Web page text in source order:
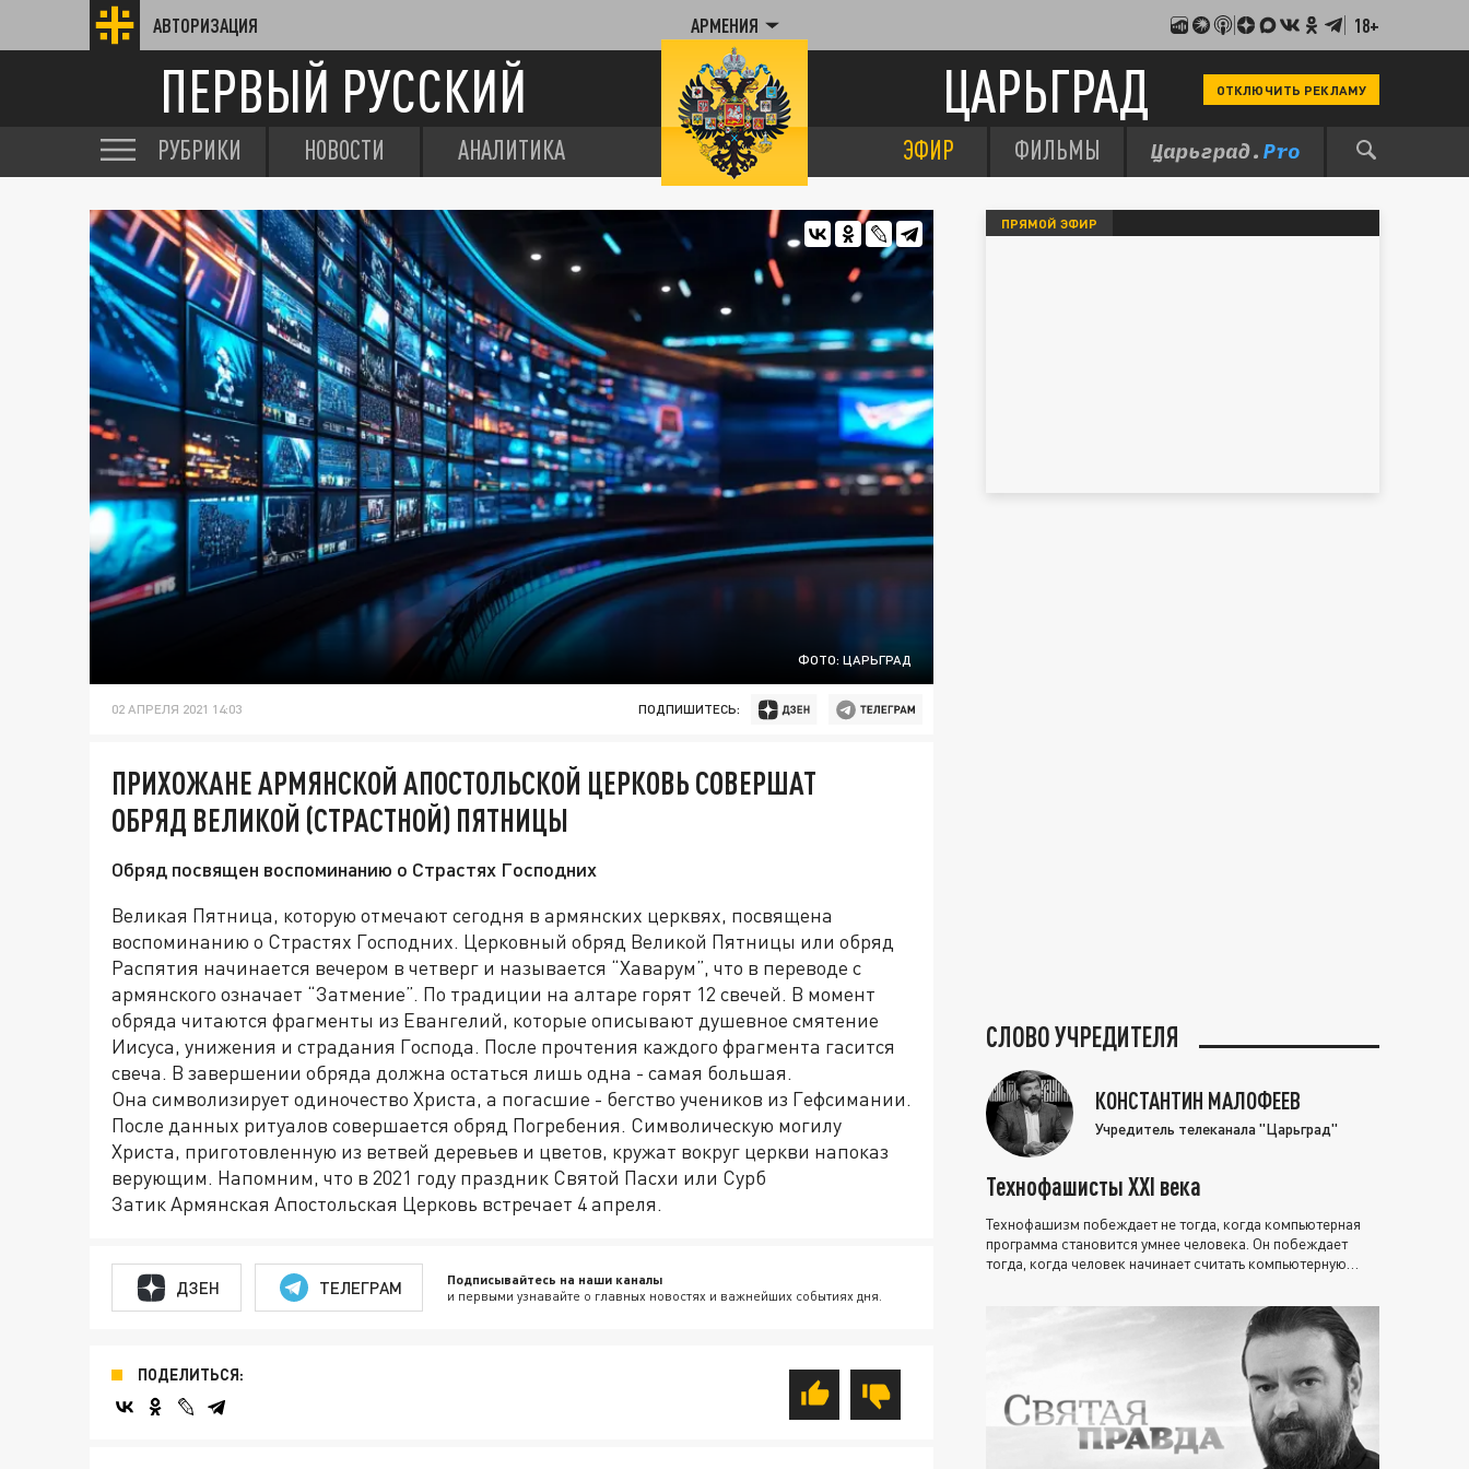
АВТОРИЗАЦИЯ АРМЕНИЯ 18+
ПЕРВЫЙ РУССКИЙ ЦАРЬГРАД ОТКЛЮЧИТЬ РЕКЛАМУ
РУБРИКИ НОВОСТИ АНАЛИТИКА ЭФИР ФИЛЬМЫ
ФОТО: ЦАРЬГРАД
02 АПРЕЛЯ 2021 14:03 ПОДПИШИТЕСЬ:
ПРИХОЖАНЕ АРМЯНСКОЙ АПОСТОЛЬСКОЙ ЦЕРКОВЬ СОВЕРШАТ
ОБРЯД ВЕЛИКОЙ (СТРАСТНОЙ) ПЯТНИЦЫ
Обряд посвящен воспоминанию о Страстях Господних
Великая Пятница, которую отмечают сегодня в армянских церквях, посвящена
воспоминанию о Страстях Господних. Церковный обряд Великой Пятницы или обряд
Распятия начинается вечером в четверг и называется “Хаварум”, что в переводе с
армянского означает “Затмение”. По традиции на алтаре горят 12 свечей. В момент
обряда читаются фрагменты из Евангелий, которые описывают душевное смятение
Иисуса, унижения и страдания Господа. После прочтения каждого фрагмента гасится
свеча. В завершении обряда должна остаться лишь одна - самая большая.
Она символизирует одиночество Христа, а погасшие - бегство учеников из Гефсимании.
После данных ритуалов совершается обряд Погребения. Символическую могилу
Христа, приготовленную из ветвей деревьев и цветов, кружат вокруг церкви напоказ
верующим. Напомним, что в 2021 году праздник Святой Пасхи или Сурб
Затик Армянская Апостольская Церковь встречает 4 апреля.
ДЗЕН ТЕЛЕГРАМ Подписывайтесь на наши каналы
и первыми узнавайте о главных новостях и важнейших событиях дня.
ПОДЕЛИТЬСЯ:
ПРЯМОЙ ЭФИР
СЛОВО УЧРЕДИТЕЛЯ
КОНСТАНТИН МАЛОФЕЕВ
Учредитель телеканала "Царьград"
Технофашисты XXI века
Технофашизм побеждает не тогда, когда компьютерная
программа становится умнее человека. Он побеждает
тогда, когда человек начинает считать компьютерную